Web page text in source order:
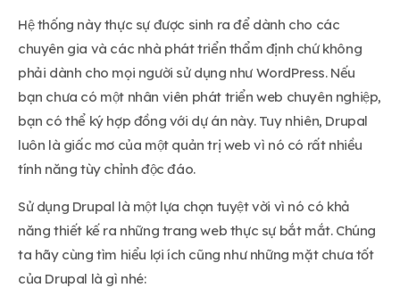
Hệ thống này thực sự được sinh ra để dành cho các
chuyên gia và các nhà phát triển thẩm định chứ không
phải dành cho mọi người sử dụng như WordPress. Nếu
bạn chưa có một nhân viên phát triển web chuyên nghiệp,
bạn có thể ký hợp đồng với dự án này. Tuy nhiên, Drupal
luôn là giấc mơ của một quản trị web vì nó có rất nhiều
tính năng tùy chỉnh độc đáo.
Sử dụng Drupal là một lựa chọn tuyệt vời vì nó có khả
năng thiết kế ra những trang web thực sự bắt mắt. Chúng
ta hãy cùng tìm hiểu lợi ích cũng như những mặt chưa tốt
của Drupal là gì nhé: